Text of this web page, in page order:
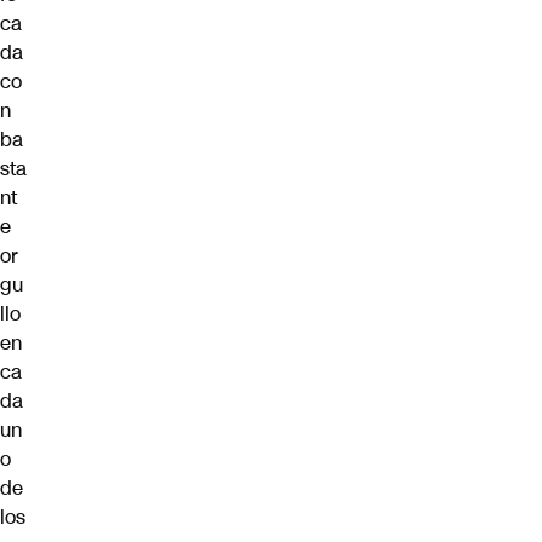
ca
da
co
n
ba
sta
nt
e
or
gu
llo
en
ca
da
un
o
de
los